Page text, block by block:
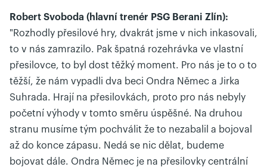
Robert Svoboda (hlavní trenér PSG Berani Zlín):
"Rozhodly přesilové hry, dvakrát jsme v nich inkasovali,
to v nás zamrazilo. Pak špatná rozehrávka ve vlastní
přesilovce, to byl dost těžký moment. Pro nás je to o to
těžší, že nám vypadli dva beci Ondra Němec a Jirka
Suhrada. Hrají na přesilovkách, proto pro nás nebyly
početní výhody v tomto směru úspěšné. Na druhou
stranu musíme tým pochválit že to nezabalil a bojoval
až do konce zápasu. Nedá se nic dělat, budeme
bojovat dále. Ondra Němec je na přesilovky centrální